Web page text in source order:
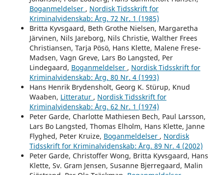
Boganmeldelser , Nordisk Tidsskrift for
Kriminalvidenskab: Årg. 72 Nr. 1 (1985)
Britta Kyvsgaard, Beth Grothe Nielsen, Margaretha
Järvinen, Nils Jareborg, Nils Christie, Walther Frees
Christiansen, Tarja Pösö, Hans Klette, Malene Frese-
Madsen, Vagn Greve, Lars Bo Langsted, Per
Lindegaard, Boganmeldelser , Nordisk Tidsskrift for
Kriminalvidenskab: Årg. 80 Nr. 4 (1993)
Hans Henrik Brydensholt, Georg K. Stürup, Knud
Waaben, Litteratur , Nordisk Tidsskrift for
Kriminalvidenskab: Årg. 62 Nr. 1 (1974)
Peter Garde, Charlotte Mathiesen Bech, Paul Larsson,
Lars Bo Langsted, Thomas Elholm, Hans Klette, Janne
Flyghed, Peter Kruize, Boganmeldelser , Nordisk
Tidsskrift for Kriminalvidenskab: Årg. 89 Nr. 4 (2002)
Peter Garde, Christoffer Wong, Britta Kyvsgaard, Hans
Klette, Sv. Gram Jensen, Susanne Bjerregaard, Malin